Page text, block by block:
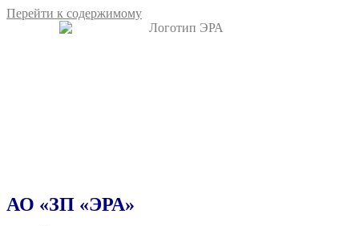
Перейти к содержимому
АО «ЗП «ЭРА»